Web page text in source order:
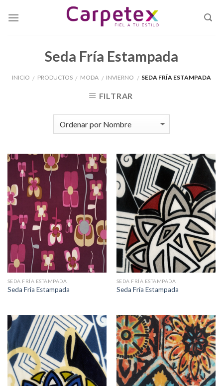
Seda Fría Estampada
INICIO / PRODUCTOS / MODA / INVIERNO / SEDA FRÍA ESTAMPADA
FILTRAR
SEDA FRÍA ESTAMPADA
Seda Fria Estampada
SEDA FRÍA ESTAMPADA
Seda Fría Estampada